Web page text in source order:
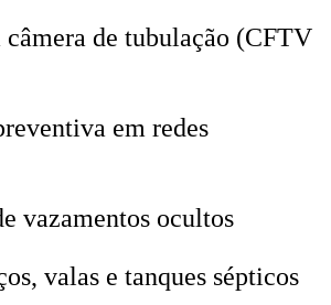
câmera de tubulação (CFTV
em redes
vazamentos ocultos
valas e tanques sépticos